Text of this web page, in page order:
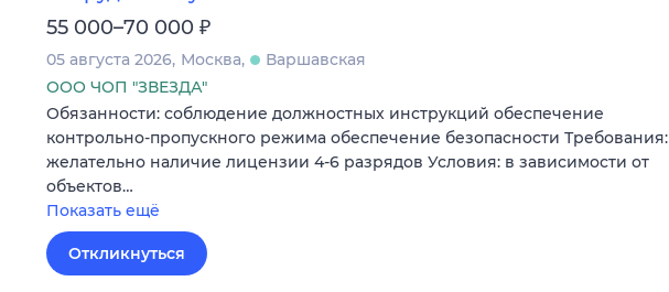
55 000–70 000 ₽
05 августа 2026 Москва
Варшавская
ООО ЧОП "ЗВЕЗДА"
Обязанности: соблюдение должностных инструкций обеспечение
контрольно-пропускного режима обеспечение безопасности Требования:
желательно наличие лицензии 4-6 разрядов Условия: в зависимости от
объектов…
Показать ещё
Откликнуться